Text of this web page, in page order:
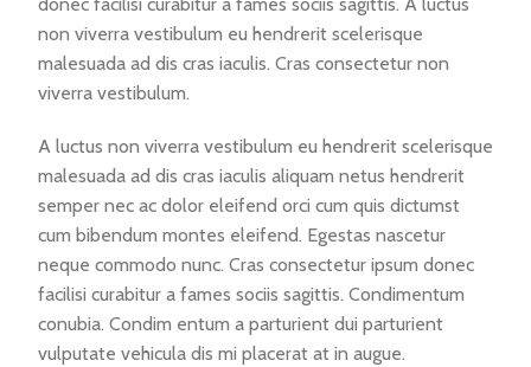
non viverra vestibulum eu hendrerit scelerisque
malesuada ad dis cras iaculis. Cras consectetur non
viverra vestibulum.
A luctus non viverra vestibulum eu hendrerit scelerisque
malesuada ad dis cras iaculis aliquam netus hendrerit
semper nec ac dolor eleifend orci cum quis dictumst
cum bibendum montes eleifend. Egestas nascetur
neque commodo nunc. Cras consectetur ipsum donec
facilisi curabitur a fames sociis sagittis. Condimentum
conubia. Condim entum a parturient dui parturient
vulputate vehicula dis mi placerat at in augue.